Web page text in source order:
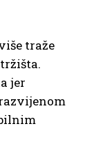
traže
jer